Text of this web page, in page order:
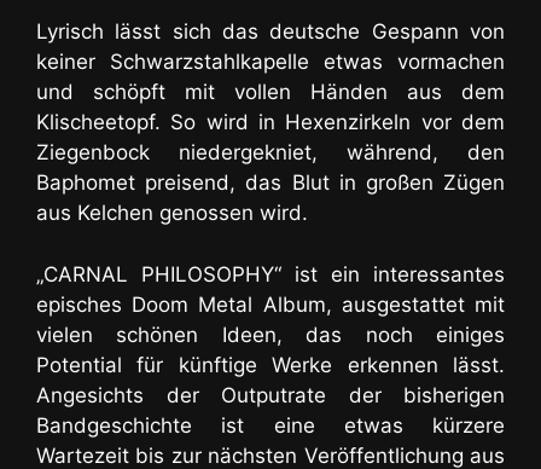
Lyrisch lässt sich das deutsche Gespann von
keiner Schwarzstahlkapelle etwas vormachen
und schöpft mit vollen Händen aus dem
Klischeetopf. So wird in Hexenzirkeln vor dem
Ziegenbock niedergekniet, während, den
Baphomet preisend, das Blut in großen Zügen
aus Kelchen genossen wird.
„CARNAL PHILOSOPHY“ ist ein interessantes
episches Doom Metal Album, ausgestattet mit
vielen schönen Ideen, das noch einiges
Potential für künftige Werke erkennen lässt.
Angesichts der Outputrate der bisherigen
Bandgeschichte ist eine etwas kürzere
Wartezeit bis zur nächsten Veröffentlichung aus